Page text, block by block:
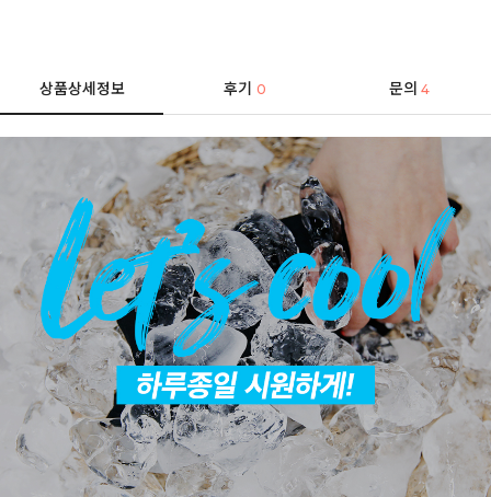
상품상세정보 후기0 문의 4